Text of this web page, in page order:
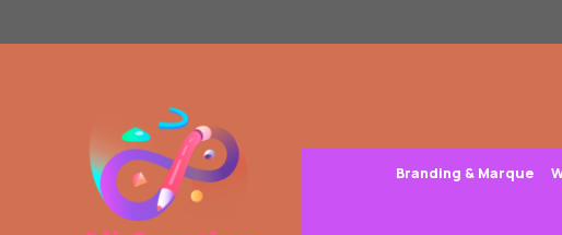
au
Branding & Marque